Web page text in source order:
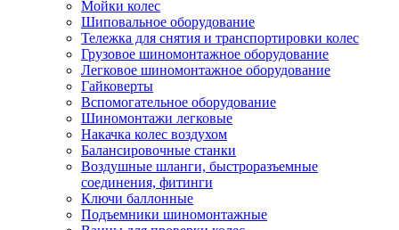
Мойки колес
Шиповальное оборудование
Тележка для снятия и транспортировки колес
Грузовое шиномонтажное оборудование
Легковое шиномонтажное оборудование
Гайковерты
Вспомогательное оборудование
Шиномонтажи легковые
Накачка колес воздухом
Балансировочные станки
Воздушные шланги, быстроразъемные
соединения, фитинги
Ключи баллонные
Подъемники шиномонтажные